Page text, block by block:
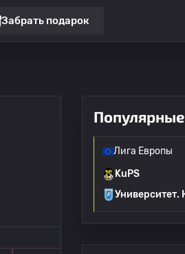
Забрать подарок
Лига Европы
KuPS
Университет.